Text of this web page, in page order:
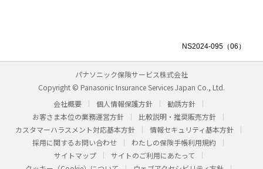
NS2024-095（06）
パナソニック保険サービス株式会社
Copyright © Panasonic Insurance Services Japan Co., Ltd.
会社概要
個人情報保護方針
勧誘方針
お客さま本位の業務運営方針
比較説明・推奨販売方針
カスタマーハラスメント対応基本方針
情報セキュリティ基本方針
採用に関するお問い合わせ
わたしの保険手帳利用規約
サイトマップ
サイトのご利用にあたって